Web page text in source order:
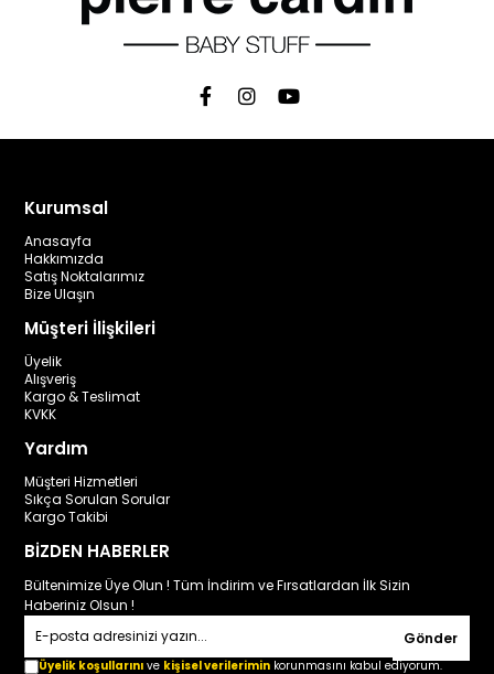
Kurumsal
Anasayfa
Hakkımızda
Satış Noktalarımız
Bize Ulaşın
Müşteri İlişkileri
Üyelik
Alışveriş
Kargo & Teslimat
KVKK
Yardım
Müşteri Hizmetleri
Sıkça Sorulan Sorular
Kargo Takibi
BİZDEN HABERLER
Bültenimize Üye Olun ! Tüm İndirim ve Fırsatlardan İlk Sizin
Haberiniz Olsun !
Gönder
Üyelik koşullarını ve kişisel verilerimin korunmasını kabul ediyorum.